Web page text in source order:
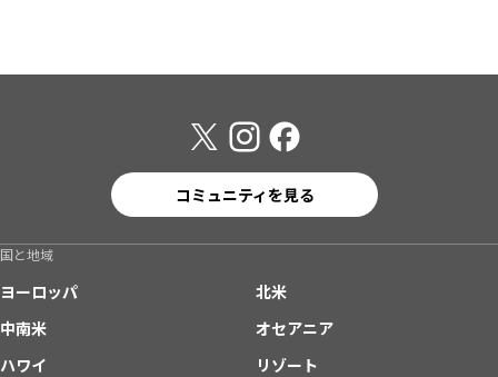
コミュニティを見る
国と地域
ヨーロッパ
北米
中南米
オセアニア
ハワイ
リゾート